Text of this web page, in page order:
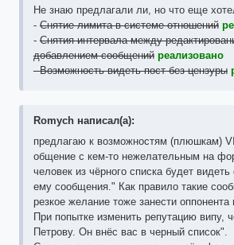
Не знаю предлагали ли, но что еще
-Снятие лимита в системе отношений
-Снятия интервала между
добавлением сообщений реализовано
- Возможность видеть пост без цензуры
Romych написал(а):
предлагаю к возможностям (плюшкам)
общение с кем-то нежелательным на
человек из чёрного списка будет
ему сообщения." Как правило такие
резкое желание тоже занести
При попытке изменить репутацию випу,
Петрову. Он внёс вас в черный список".